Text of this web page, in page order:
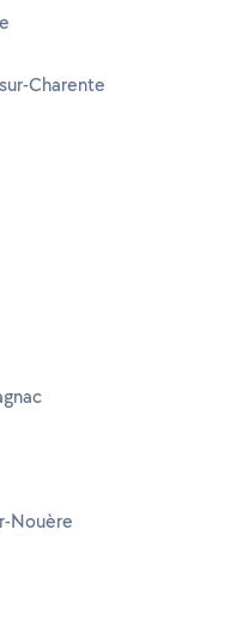
Charente
Nouère